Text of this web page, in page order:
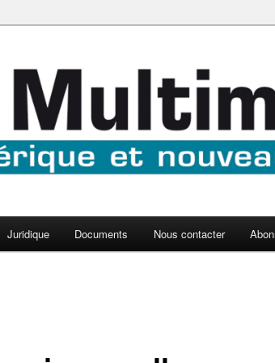
Juridique Documents Nous contacter